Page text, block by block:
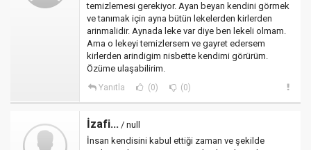
temizlemesi gerekiyor. Ayan beyan kendini görmek
ve tanımak için ayna bütün lekelerden kirlerden
arinmalidir. Aynada leke var diye ben lekeli olmam.
Ama o lekeyi temizlersem ve gayret edersem
kirlerden arindigim nisbette kendimi görürüm.
Özüme ulaşabilirim.
Yanıtla (0) (0)
İzafi... / null
İnsan kendisini kabul ettiği zaman ve şekilde